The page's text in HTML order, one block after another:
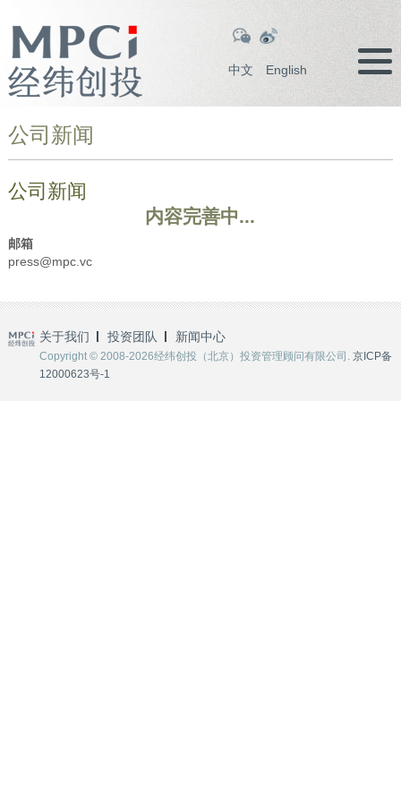
中文 English
公司新闻
公司新闻
内容完善中...
邮箱
press@mpc.vc
关于我们 投资团队 新闻中心
Copyright © 2008-2026经纬创投（北京）投资管理顾问有限公司. 京ICP备
12000623号-1